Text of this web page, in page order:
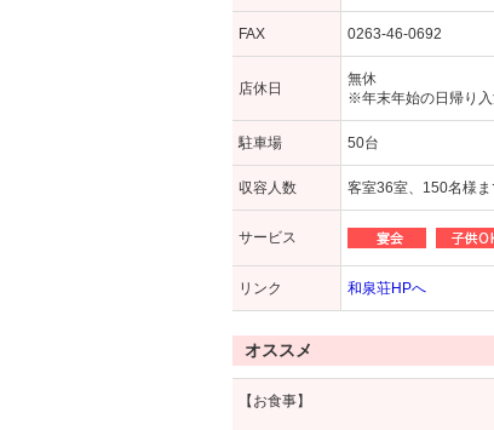
FAX 0263-46-0692
店休日
無休
※年末年始の日帰り
駐車場 50台
収容人数 客室36室、150名様ま
サービス
リンク 和泉荘HPへ
オススメ
【お食事】